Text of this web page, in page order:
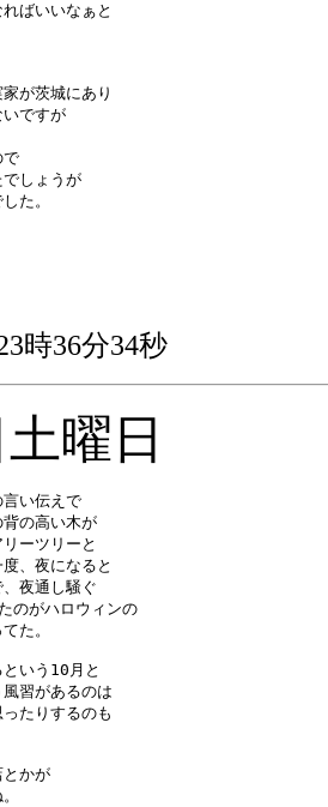
ばいいなぁと
が茨城にあり
ですが
で
しょうが
た。
時36分34秒
曜日
言い伝えで
背の高い木が
ーツリーと
、夜になると
夜通し騒ぐ
のがハロウィンの
てた。
という10月と
習があるのは
たりするのも
とかが
。